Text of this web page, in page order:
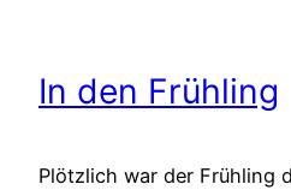
In den Frühling
Plötzlich war der Frühling